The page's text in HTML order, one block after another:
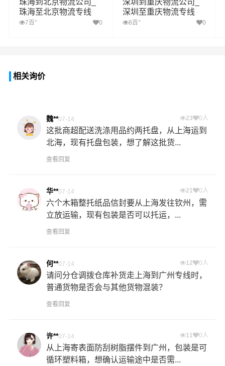
珠海到北京物流公司_
珠海至北京物流专线
7百 + 0
深圳到重庆物流公司_
深圳至重庆物流专线
8百 + 0
相关询价
魏**07-14 23 0人
这批商超配送洗涤用品约两托盘，从上海运到
北海，现有托盘包装，想了解这批货...
查看回复
华**07-14 21 0人
六个木箱整托纸品信封要从上海发往钦州，需
立放运输，现有包装是否可以托运，...
查看回复
何**07-14 12 0人
请问分仓调拨仓库补货走上海到广州专线时，
普通货物是否会与其他货物混装？
查看回复
许**07-14 11 0人
从上海寄表面防刮树脂摆件到广州，包装是可
循环塑料箱，想确认运输途中是否需...